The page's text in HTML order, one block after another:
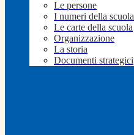
Le persone
I numeri della scuola
Le carte della scuola
Organizzazione
La storia
Documenti strategici